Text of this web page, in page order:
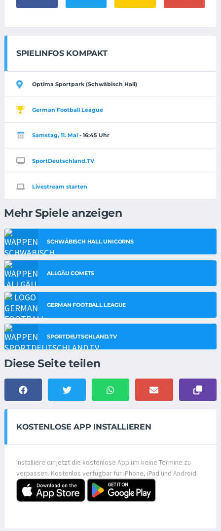
SPIELINFOS KOMPAKT
Optima Sportpark (Schwäbisch Hall)
German Football League
Samstag, 11. Mai - 16:45 Uhr
SportDeutschland.TV
Livestream starten
Mehr Spiele anzeigen
SCHWÄBISCH HALL UNICORNS
ALLGÄU COMETS
GERMAN FOOTBALL LEAGUE
SPORTDEUTSCHLAND.TV
Diese Seite teilen
KOSTENLOSE APP INSTALLIEREN
Installiere dir jetzt die kostenlose App um keine Termine zu
verpassen. Kostenlos verfügbar für iPhone, iPad und Android.